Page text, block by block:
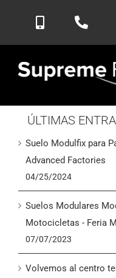
Inicio
Productos
Contactar
ÚLTIMAS
Suelo Modulfix para
Advanced Factories
04/25/2024
Suelos Modulares
Motocicletas - Feria
07/07/2023
Volvemos al centro